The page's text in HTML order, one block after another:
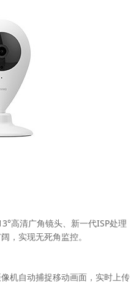
高清广角镜头、新一代ISP处理
，实现无死角监控。
机自动捕捉移动画面，实时上传